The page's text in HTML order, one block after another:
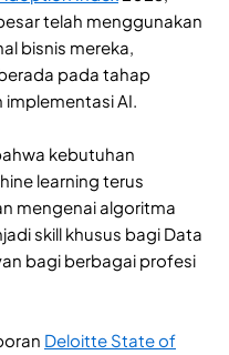
telah menggunakan
bisnis mereka,
pada tahap
AI.
kebutuhan
learning terus
mengenai algoritma
skill khusus bagi Data
bagi berbagai profesi
Deloitte State of